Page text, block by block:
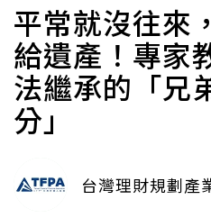
平常就沒往來
給遺產！專家
法繼承的「兄
分」
台灣理財規劃產